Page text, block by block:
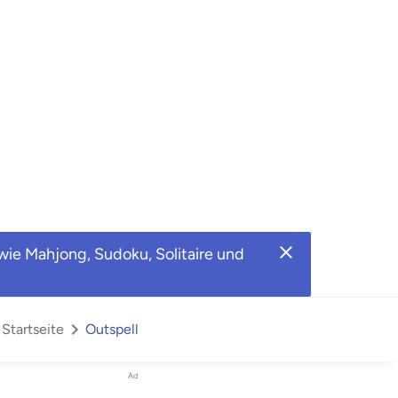
Mahjong, Sudoku, Solitaire und
Startseite Outspell
Ad